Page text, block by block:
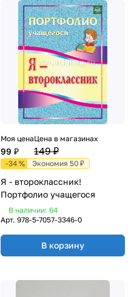
Моя цена
99 ₽
Цена в магазинах
149 ₽
-34 % Экономия 50 ₽
Я - второклассник!
Портфолио учащегося
В наличии: 64
Арт. 978-5-7057-3346-0
В корзину